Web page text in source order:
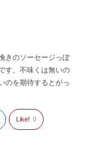
きのソーセージっぽ
す。不味くは無いの
のを期待するとがっ
Like! 0